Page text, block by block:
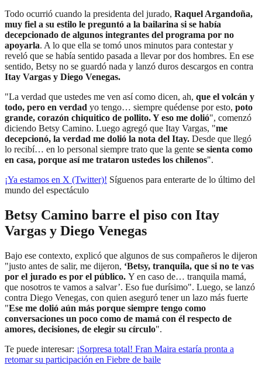
Todo ocurrió cuando la presidenta del jurado, Raquel Argandoña,
muy fiel a su estilo le preguntó a la bailarina si se había
decepcionado de algunos integrantes del programa por no
apoyarla. A lo que ella se tomó unos minutos para contestar y
reveló que se había sentido pasada a llevar por dos hombres. En ese
sentido, Betsy no se guardó nada y lanzó duros descargos en contra
Itay Vargas y Diego Venegas.
"La verdad que ustedes me ven así como dicen, ah, que el volcán y
todo, pero en verdad yo tengo… siempre quédense por esto, poto
grande, corazón chiquitico de pollito. Y eso me dolió", comenzó
diciendo Betsy Camino. Luego agregó que Itay Vargas, "me
decepcionó, la verdad me dolió la nota del Itay. Desde que llegó
lo recibí… en lo personal siempre trato que la gente se sienta como
en casa, porque así me trataron ustedes los chilenos".
¡Ya estamos en X (Twitter)! Síguenos para enterarte de lo último del
mundo del espectáculo
Betsy Camino barre el piso con Itay
Vargas y Diego Venegas
Bajo ese contexto, explicó que algunos de sus compañeros le dijeron
"justo antes de salir, me dijeron, ‘Betsy, tranquila, que si no te vas
por el jurado es por el público. Y en caso de… tranquila mamá,
que nosotros te vamos a salvar’. Eso fue durísimo". Luego, se lanzó
contra Diego Venegas, con quien aseguró tener un lazo más fuerte
"Ese me dolió aún más porque siempre tengo como
conversaciones un poco como de mamá con él respecto de
amores, decisiones, de elegir su círculo".
Te puede interesar: ¡Sorpresa total! Fran Maira estaría pronta a
retomar su participación en Fiebre de baile